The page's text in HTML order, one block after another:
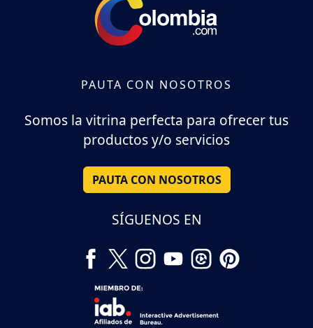
PAUTA CON NOSOTROS
Somos la vitrina perfecta para ofrecer tus
productos y/o servicios
PAUTA CON NOSOTROS
SÍGUENOS EN